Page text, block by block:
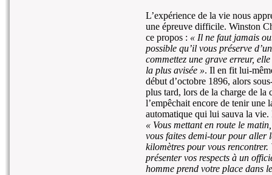
L’expérience de la vie nous
une épreuve difficile. Winston
ce propos : « Il ne faut jamais
possible qu’il vous préserve
commettez une grave erreur,
la plus avisée ». Il en fit lui-
début d’octobre 1896, alors
plus tard, lors de la charge de la
l’empêchait encore de tenir une
automatique qui lui sauva la vie.
« Vous mettant en route le
vous faites demi-tour pour aller
kilomètres pour vous
présenter vos respects à un
homme prend votre place dans